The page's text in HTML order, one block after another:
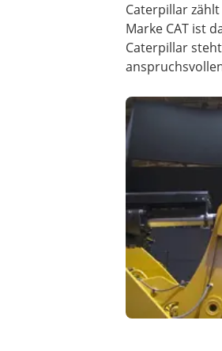
Caterpillar
Marke CAT ist
Caterpillar